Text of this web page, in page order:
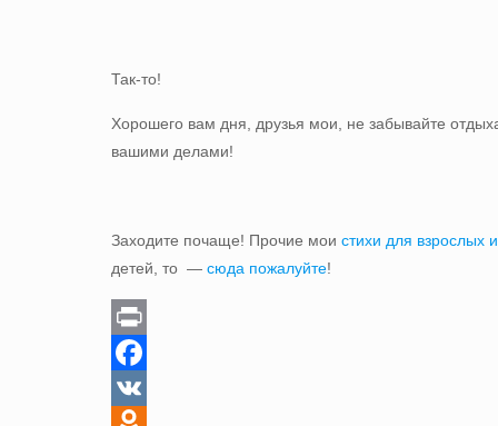
Так-то!
Хорошего вам дня, друзья мои, не забывайте
вашими делами!
Заходите почаще! Прочие моистихи для взрослых
детей, то —сюда пожалуйте!
Print
Facebook